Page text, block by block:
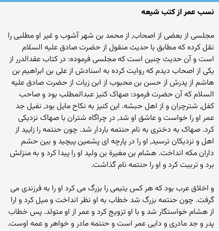
نسب عمر از کتب شیعه
مجلسی از بعضی از اصحاب, از محمد بن شهر آشوب و غیر او مطلبی را
نقل کرده که مطابق با حدیث منقول از حضرت صادق علیه السلام
است و آن حدیث چنین است که مجلسی فرموده: در کتاب عقدالدرر از
یکی از اصحاب دیدم که روایت کرده به اسنادش از علی بن ابراهیم بن
هاشم از پدرش از حسن بن محبوب از ابن زیات از حضرت صادق علیه
السلام که آن حضرت فرمود: صهاک کنیز عبدالمطلب بود و صاحب
کفل, شترچران و از اهل حبشه. این کنیز به نکاح مایل بود, نفیل جد
عمر او را خواست و عاشق او شد, در چراگاه شتران با صهاک نزدیکی
کرد. صهاک به دختری به نام حنتمه باردار شد. چون حنتمه را زایید از
اهل و نزدیکان ترسید, او را در پارچه ای پشمین پیچید و بین حشم
داران مکه انداخت. هشام بن مغیرة بن ولید او را پیدا کرد و به منزلش
برد و تربیت کرد و او را حنتمه نام گذاشت.
و اخلاق عرب بود که هر کس یتیمی را بزرگ می کرد او را به فرزندی می
گرفت. چون حنتمه بزرگ شد خطاب به او نظر انداخت و میل کرد و ارا
از هشام خواستگار شد و با او تزویج کرد و عمر از او متولد. پس خطاب
پدر و جد مادری و دایی عمر است و حنتمه مادر و خواهر و عمه اوست.